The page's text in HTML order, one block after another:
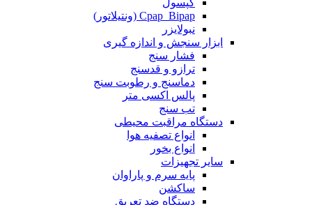
کپسول
Cpap_Bipap (ونتیلاتور)
نبولایزر
ابزار سنجش و اندازه گیری
فشار سنج
ترازو و قدسنج
دماسنج و رطوبت سنج
پالس اکسی متر
تب سنج
دستگاه مراقبت محیطی
انواع تصفیه هوا
انواع بخور
سایر تجهیزات
پایه سرم و پاراوان
ساکشن
دستگاه ضد تعریق